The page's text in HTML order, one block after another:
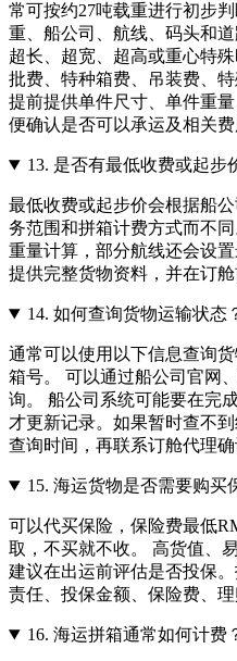
常可按约27吨载重进行初步
重、船公司、航线、码头和
超长、超宽、超高或重心特
批费、特种箱费、吊装费、
提前提供单件尺寸、单件重
便确认是否可以承运及相关费
13. 是否有最低收费或起步
最低收费或起步价会根据船
务范围和拼箱计费方式而不
重量计算，部分航线还会设
提供完整货物资料，并在订
14. 如何查询货物运输状态
通常可以使用以下信息查询
箱号。 可以通过船公司官网
询。 船公司系统可能要在完
才更新记录。如果暂时查不
查询时间，再联系订舱代理确
15. 海运货物是否需要购买
可以代买保险，保险费最低
取，不买就不收。 高货值、
建议在出运前评估是否投保
责任、投保金额、保险费、理
16. 海运拼箱通常如何计费